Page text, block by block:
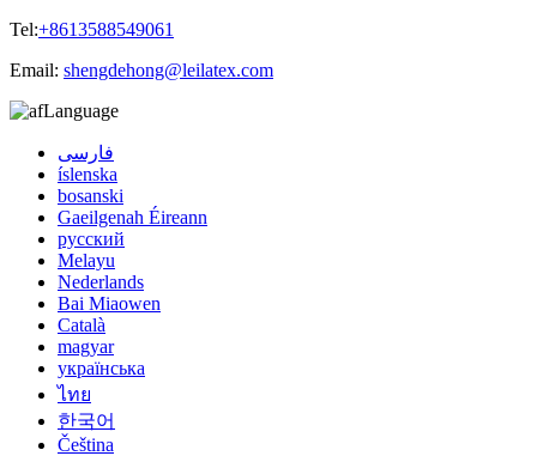
Tel:+8613588549061
Email: shengdehong@leilatex.com
Language
فارسی
íslenska
bosanski
Gaeilgenah Éireann
русский
Melayu
Nederlands
Bai Miaowen
Català
magyar
українська
ไทย
한국어
Čeština